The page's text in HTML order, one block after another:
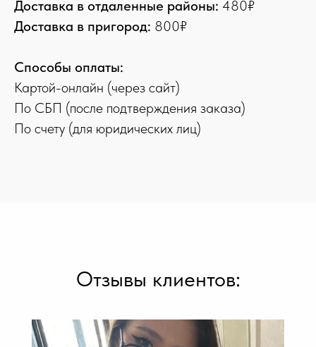
Доставка в отдаленные районы: 480₽
Доставка в пригород: 800₽
Способы оплаты:
Картой-онлайн (через сайт)
По СБП (после подтверждения заказа)
По счету (для юридических лиц)
Отзывы клиентов: